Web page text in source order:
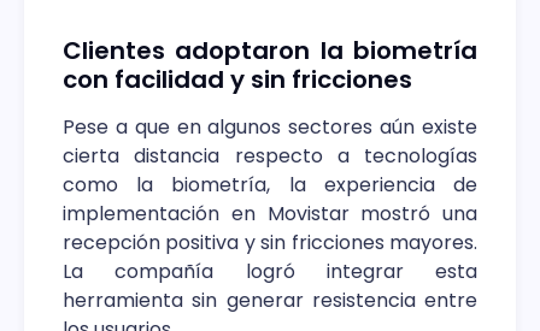
Clientes adoptaron la biometría
con facilidad y sin fricciones
Pese a que en algunos sectores aún existe
cierta distancia respecto a tecnologías
como la biometría, la experiencia de
implementación en Movistar mostró una
recepción positiva y sin fricciones mayores.
La compañía logró integrar esta
herramienta sin generar resistencia entre